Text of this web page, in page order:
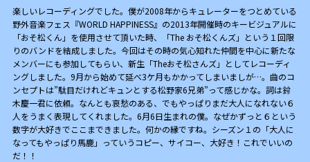
楽しいレコーディングでした。僕が2008年からキュレーターをつとめている
野外音楽フェス『WORLD HAPPINESS』の2013年開催時のキービジュアルに
「おそ松くん」を使用させて頂いた時、「The おそ松くんズ」という１回限
りのバンドを結成しました。今回はその時の気心知れた仲間を中心に新たな
メンバーにも参加してもらい、新生「Theおそ松さんズ」としてレコーディ
ングしました。9月から始めて延べ3ケ月もかかってしまいましが…。曲のコ
ンセプトは”駄目だけれどキュンとする松野家6兄弟”って感じかな。詞は鈴
木慶一君に依頼。なんとも哀愁のある、でもやっぱりまだ大人になれない６
人をうまく表現してくれました。6月6日生まれの僕。なぜかずっと６という
数字が大好きでここまできました。何かの縁ですね。シーズン１の「大人に
なってもやっぱり馬鹿」っていうコピー、サイコー、大好き！これでいいの
だ！！